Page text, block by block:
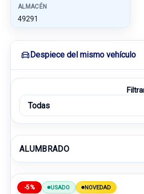
ALMACÉN
49291
Despiece del mismo vehículo
ALUMBRADO
-5% USADO NOVEDAD